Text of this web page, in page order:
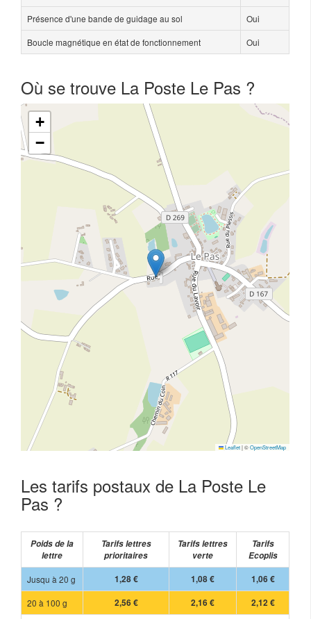
Présence d'une bande de guidage au sol
Oui
Boucle magnétique en état de fonctionnement
Oui
Où se trouve La Poste Le Pas ?
+
−
Leaflet|©OpenStreetMap
Les tarifs postaux de La Poste Le
Pas ?
Poids de la
lettre
Tarifs lettres
prioritaires
Tarifs lettres
verte
Tarifs
Ecoplis
Jusqu à 20 g
1,28 € 1,08 €
1,06 €
20 à 100 g
2,56 € 2,16 €
2,12 €